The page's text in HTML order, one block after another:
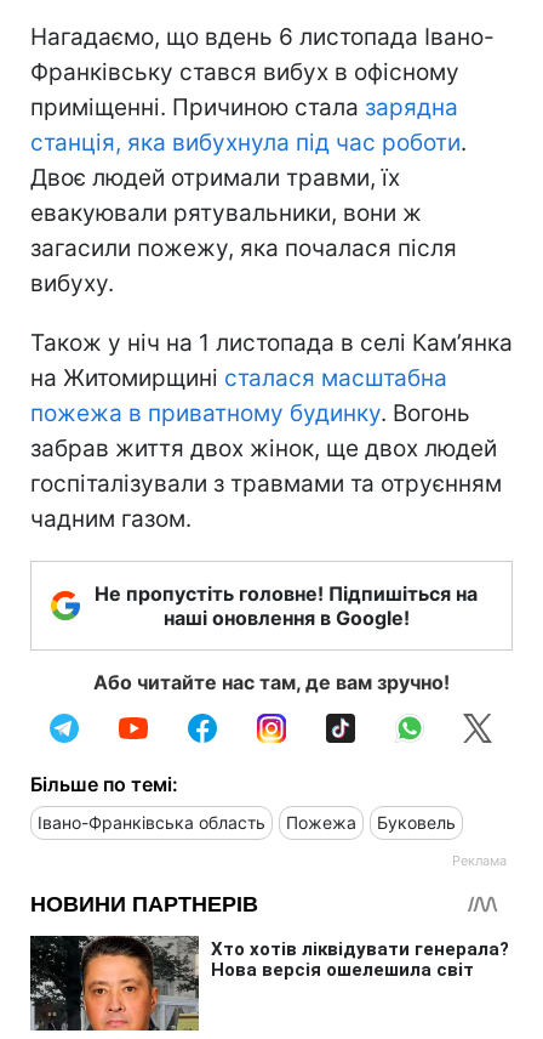
Нагадаємо, що вдень 6 листопада Івано-
Франківську стався вибух в офісному
приміщенні. Причиною стала зарядна
станція, яка вибухнула під час роботи.
Двоє людей отримали травми, їх
евакуювали рятувальники, вони ж
загасили пожежу, яка почалася після
вибуху.
Також у ніч на 1 листопада в селі Кам’янка
на Житомирщині сталася масштабна
пожежа в приватному будинку. Вогонь
забрав життя двох жінок, ще двох людей
госпіталізували з травмами та отруєнням
чадним газом.
Не пропустіть головне! Підпишіться на
наші оновлення в Google!
Або читайте нас там, де вам зручно!
Більше по темі:
Івано-Франківська область Пожежа Буковель